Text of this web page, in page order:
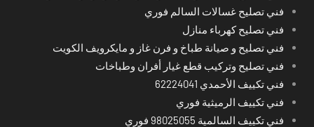
فني تصليح غسالات السالم فوري
فني تصليح كهرباء منازل
فني تصليح و صيانة طباخ و فرن غاز و مايكرويف الكويت
فني تصليح وتركيب قطع غيار أفران وطباخات
فني تكييف الأحمدي 62224041
فني تكييف الرميثية فوري
فني تكييف السالمية 98025055 فوري